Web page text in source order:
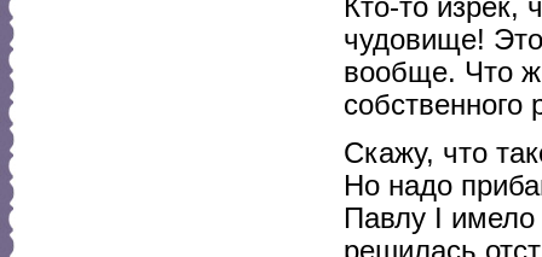
Кто-то
чудовище!
вообще. Что
собственного
Скажу, что
Но надо
Павлу I
решилась